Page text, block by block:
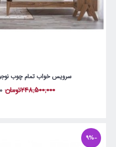
سرویس خواب تمام چوب
248,500,000تومان
-9%